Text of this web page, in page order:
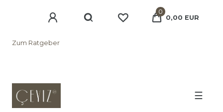
Zum Ratgeber
0
0,00 EUR
☰